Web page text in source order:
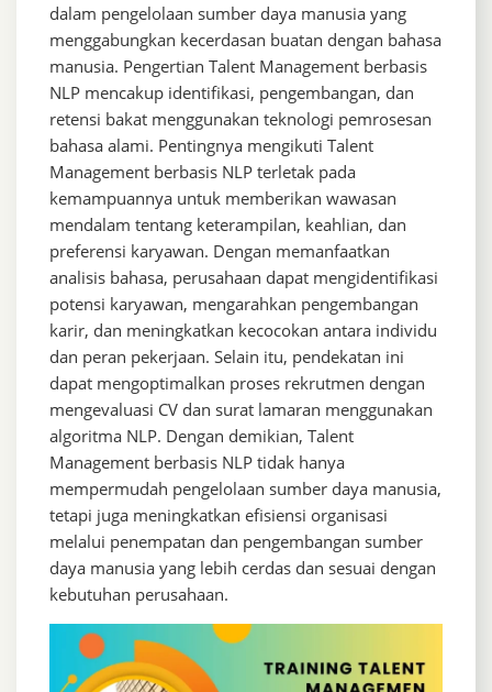
dalam pengelolaan sumber daya manusia yang
menggabungkan kecerdasan buatan dengan bahasa
manusia. Pengertian Talent Management berbasis
NLP mencakup identifikasi, pengembangan, dan
retensi bakat menggunakan teknologi pemrosesan
bahasa alami. Pentingnya mengikuti Talent
Management berbasis NLP terletak pada
kemampuannya untuk memberikan wawasan
mendalam tentang keterampilan, keahlian, dan
preferensi karyawan. Dengan memanfaatkan
analisis bahasa, perusahaan dapat mengidentifikasi
potensi karyawan, mengarahkan pengembangan
karir, dan meningkatkan kecocokan antara individu
dan peran pekerjaan. Selain itu, pendekatan ini
dapat mengoptimalkan proses rekrutmen dengan
mengevaluasi CV dan surat lamaran menggunakan
algoritma NLP. Dengan demikian, Talent
Management berbasis NLP tidak hanya
mempermudah pengelolaan sumber daya manusia,
tetapi juga meningkatkan efisiensi organisasi
melalui penempatan dan pengembangan sumber
daya manusia yang lebih cerdas dan sesuai dengan
kebutuhan perusahaan.